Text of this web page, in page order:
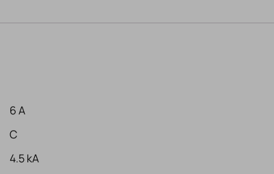
6 A
C
4.5 kA